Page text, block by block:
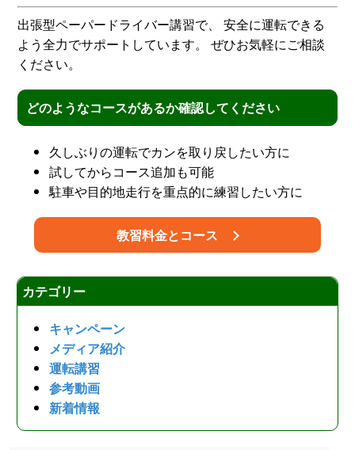
出張型ペーパードライバー講習で、 安全に運転できる
よう全力でサポートしています。 ぜひお気軽にご相談
ください。
どのようなコースがあるか確認してください
久しぶりの運転でカンを取り戻したい方に
試してからコース追加も可能
駐車や目的地走行を重点的に練習したい方に
教習料金とコース
カテゴリー
キャンペーン
メディア紹介
運転講習
参考動画
新着情報